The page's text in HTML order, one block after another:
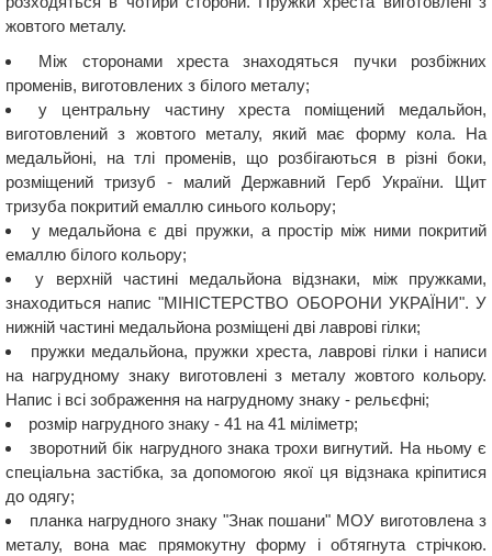
жовтого металу.
Між сторонами хреста знаходяться пучки розбіжних
променів, виготовлених з білого металу;
у центральну частину хреста поміщений медальйон,
виготовлений з жовтого металу, який має форму кола. На
медальйоні, на тлі променів, що розбігаються в різні боки,
розміщений тризуб - малий Державний Герб України. Щит
тризуба покритий емаллю синього кольору;
у медальйона є дві пружки, а простір між ними покритий
емаллю білого кольору;
у верхній частині медальйона відзнаки, між пружками,
знаходиться напис "МІНІСТЕРСТВО ОБОРОНИ УКРАЇНИ". У
нижній частині медальйона розміщені дві лаврові гілки;
пружки медальйона, пружки хреста, лаврові гілки і написи
на нагрудному знаку виготовлені з металу жовтого кольору.
Напис і всі зображення на нагрудному знаку - рельєфні;
розмір нагрудного знаку - 41 на 41 міліметр;
зворотний бік нагрудного знака трохи вигнутий. На ньому є
спеціальна застібка, за допомогою якої ця відзнака кріпитися
до одягу;
планка нагрудного знаку "Знак пошани" МОУ виготовлена ​​з
металу, вона має прямокутну форму і обтягнута стрічкою.